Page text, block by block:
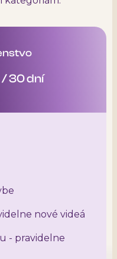
/ 30 dní
nové videá
- pravidelne